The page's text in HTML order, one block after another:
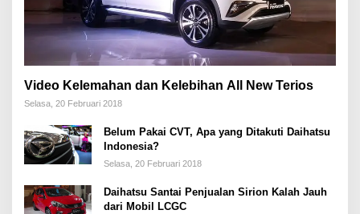
Video Kelemahan dan Kelebihan All New Terios
Selasa, 20 Februari 2018
Belum Pakai CVT, Apa yang Ditakuti Daihatsu
Indonesia?
Selasa, 20 Februari 2018
Daihatsu Santai Penjualan Sirion Kalah Jauh
dari Mobil LCGC